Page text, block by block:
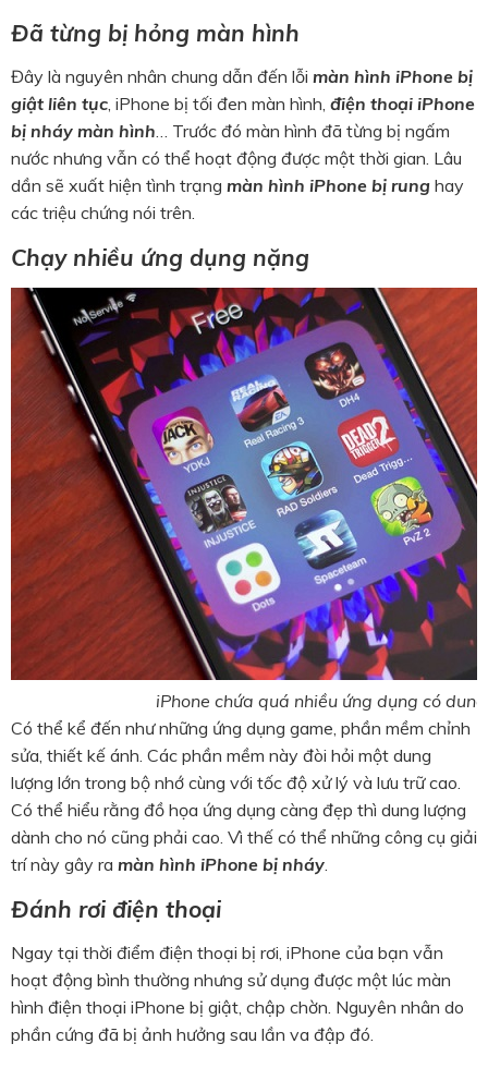
Đã từng bị hỏng màn hình
Đây là nguyên nhân chung dẫn đến lỗi màn hình iPhone bị
giật liên tục, iPhone bị tối đen màn hình, điện thoại iPhone
bị nháy màn hình… Trước đó màn hình đã từng bị ngấm
nước nhưng vẫn có thể hoạt động được một thời gian. Lâu
dần sẽ xuất hiện tình trạng màn hình iPhone bị rung hay
các triệu chứng nói trên.
Chạy nhiều ứng dụng nặng
iPhone chứa quá nhiều ứng dụng có
Có thể kể đến như những ứng dụng game, phần mềm chỉnh
sửa, thiết kế ánh. Các phần mềm này đòi hỏi một dung
lượng lớn trong bộ nhớ cùng với tốc độ xử lý và lưu trữ cao.
Có thể hiểu rằng đồ họa ứng dụng càng đẹp thì dung lượng
dành cho nó cũng phải cao. Vì thế có thể những công cụ giải
trí này gây ra màn hình iPhone bị nháy.
Đánh rơi điện thoại
Ngay tại thời điểm điện thoại bị rơi, iPhone của bạn vẫn
hoạt động bình thường nhưng sử dụng được một lúc màn
hình điện thoại iPhone bị giật, chập chờn. Nguyên nhân do
phần cứng đã bị ảnh hưởng sau lần va đập đó.